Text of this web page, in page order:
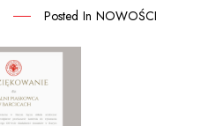
Posted In NOWOŚCI